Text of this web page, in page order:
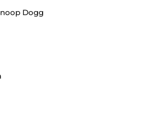
Dogg